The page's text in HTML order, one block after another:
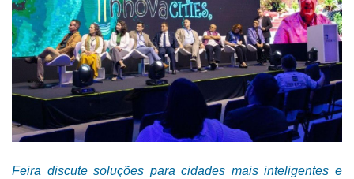
Feira discute soluções para cidades mais inteligentes e